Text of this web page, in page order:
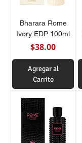
Bharara Rome
Ivory EDP 100ml
Precio
$38.00
Agregar al
Carrito